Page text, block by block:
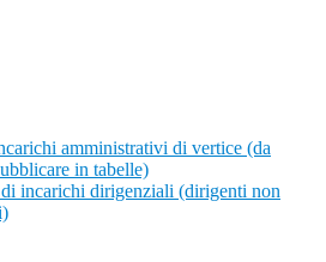
amministrativi di vertice (da
in tabelle)
incarichi dirigenziali (dirigenti non